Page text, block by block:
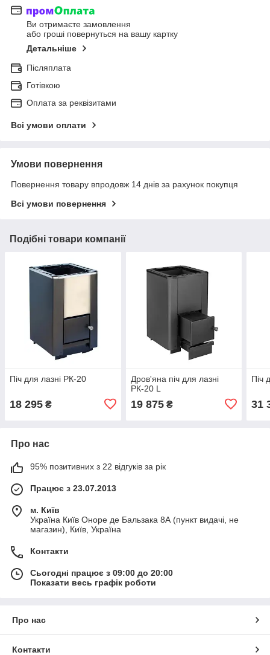
Ви отримаєте замовлення
або гроші повернуться на вашу картку
Детальніше
Післяплата
Готівкою
Оплата за реквізитами
Всі умови оплати
Умови повернення
Повернення товару впродовж 14 днів за рахунок покупця
Всі умови повернення
Подібні товари компанії
Піч для лазні РК-20
18 295 ₴
Дров'яна піч для лазні
РК-20 L
19 875₴
Піч
31
Про нас
95% позитивних з 22 відгуків за рік
Працює з 23.07.2013
м. Київ
Україна Київ Оноре де Бальзака 8А (пункт видачі, не
магазин), Київ, Україна
Контакти
Сьогодні працює з 09:00 до 20:00
Показати весь графік роботи
Про нас
Контакти